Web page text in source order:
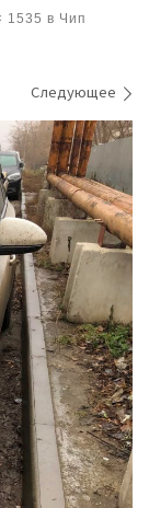
1535 в Чип
Следующее